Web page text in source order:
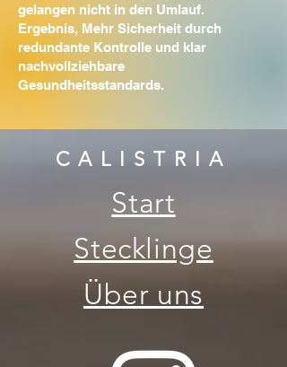
gelangen nicht in den Umlauf.
Ergebnis, Mehr Sicherheit durch
redundante Kontrolle und klar
nachvollziehbare
Gesundheitsstandards.
CALISTRIA
Start
Stecklinge
Über uns